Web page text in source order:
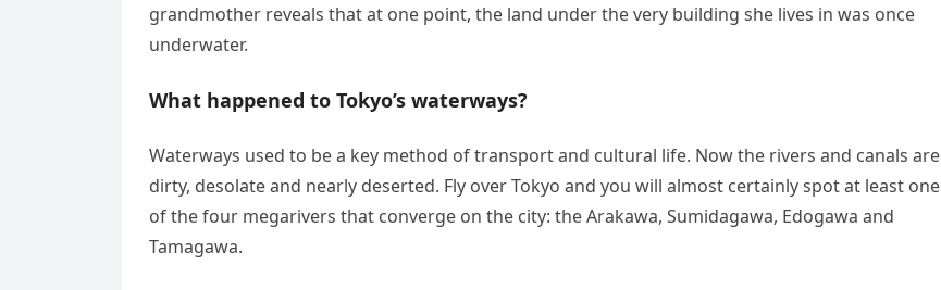
grandmother reveals that at one point, the land under the very building she lives in was once
underwater.
What happened to Tokyo’s waterways?
Waterways used to be a key method of transport and cultural life. Now the rivers and canals are
dirty, desolate and nearly deserted. Fly over Tokyo and you will almost certainly spot at least one
of the four megarivers that converge on the city: the Arakawa, Sumidagawa, Edogawa and
Tamagawa.